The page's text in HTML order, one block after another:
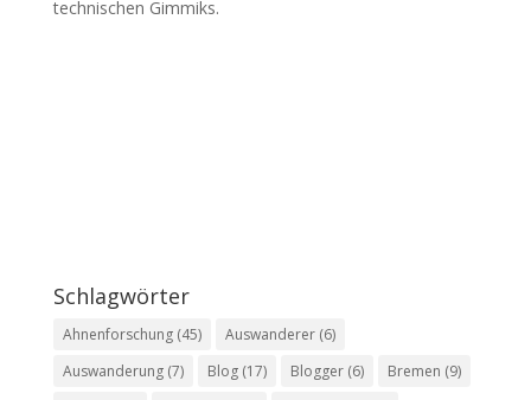
technischen Gimmiks.
Schlagwörter
Ahnenforschung(45) Auswanderer(6)
Auswanderung(7) Blog(17) Blogger(6) Bremen (9)